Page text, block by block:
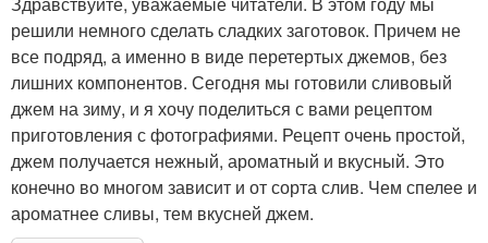
решили немного сделать сладких заготовок. Причем не
все подряд, а именно в виде перетертых джемов, без
лишних компонентов. Сегодня мы готовили сливовый
джем на зиму, и я хочу поделиться с вами рецептом
приготовления с фотографиями. Рецепт очень простой,
джем получается нежный, ароматный и вкусный. Это
конечно во многом зависит и от сорта слив. Чем спелее и
ароматнее сливы, тем вкусней джем.